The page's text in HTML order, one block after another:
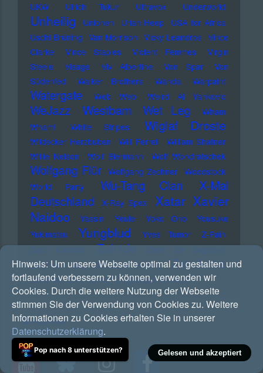
UKW Ulrich Tukur Ultravox Underworld
Unheilig Unionen Uriah Heep
USA for Africa
Uschi Brüning Van Morrison Vicky Leandros Vince
Clarke
Vince Staples Violent Femmes
Virgin
Steele
Visage Viv Albertine Von Spar
Von
Südenfed
Walker Brothers Wanda Warpaint
Watergate Web Web Weird Al Yankovic
WeJazz Westbam Wet Leg
Wham
Wham!
White Stripes Wiglaf Droste
Wildecker Herzbuben Will Ferrell
William Shatner
Willie Nelson
Wolf Biermann Wolf Wondratschek
Wolfgang Flür Wolfgang Zechner
Woodstock
World Party
Wu-Tang Clan
X-Mal
Deutschland
X-Ray Spex Xatar Xavier
Naidoo
Yassin Yeule Yoko Ono
Yousuke
Yukimatsu
Yungblud Yves Tumor
Z-Pain
Zah1de
Zartmann
Zaz Zick Zack Records Zoh Amba
Zombies Zoot Money Zugezogen Maskulin
RSS Feed
Hinweis: Um unsere Webseite optimal zu gestalten und
fortlaufend verbessern zu können, verwenden wir
Cookies. Durch die weitere Nutzung der Webseite
stimmen Sie der Verwendung von Cookies zu. Weitere
Informationen zu Cookies erhalten Sie in unserer
Datenschutzerklärung.
Gelesen und akzeptiert
Pop nach 8 unterstützen?